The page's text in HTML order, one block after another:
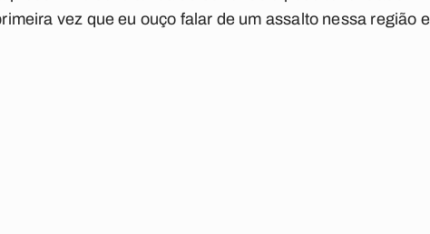
vez que eu ouço falar de um assalto nessa região e